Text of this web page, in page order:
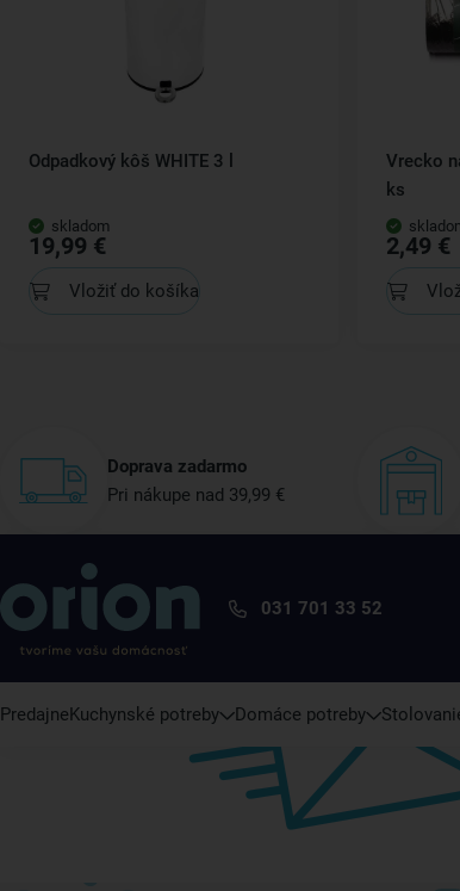
Odpadkový kôš WHITE 3 l
skladom
19,99 €
Vložiť do košíka
Vrecko
ks
2,49 €
Doprava zadarmo
Pri nákupe nad 39,99 €
031 701 33 52
PredajneKuchynské potreby Domáce potreby